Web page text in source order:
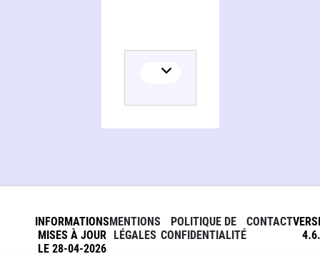
INFORMATIONS
MISES À JOUR
LE 28-04-2026
MENTIONS
LÉGALES
POLITIQUE DE
CONFIDENTIALITÉ
CONTACT